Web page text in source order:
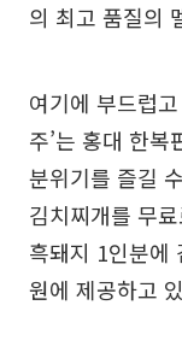
의 최고 품질의
여기에 부드럽
주’는 홍대 한
분위기를 즐길
김치찌개를 무
흑돼지 1인분에
원에 제공하고